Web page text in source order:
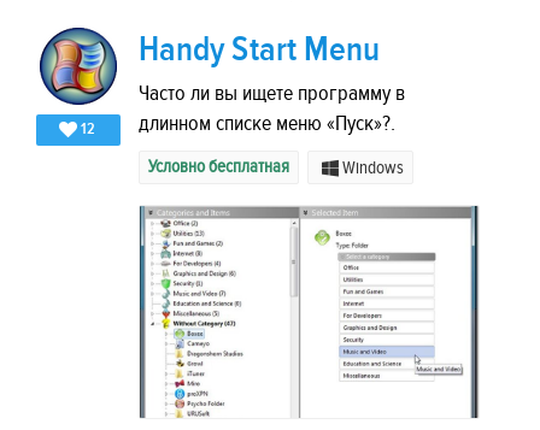
12
Handy Start Menu
Часто ли вы ищете программу в
длинном списке меню «Пуск»?.
Условно бесплатная Windows